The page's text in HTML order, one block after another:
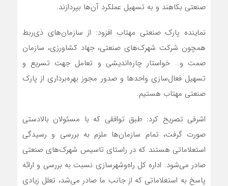
صنعتی بکاهند و به تسهیل عملکرد آن‌ها بپردازند.
نماینده پارک صنعتی مهتاب افزود: از سازمان‌های ذی‌ربط
همچون شرکت شهرک‌های صنعتی، جهاد کشاورزی، سازمان
صمت و… خواستار چاره‌اندیشی و تعامل جهت تسریع و
تسهیل فعال‌سازی واحدها و صدور مجوز بهره‌برداری از پارک
صنعتی مهتاب هستیم.
اشرفی تصریح کرد: طبق توافقی که با مسئولان بالادستی
صورت گرفت، تمام سازمان‌ها ملزم به بررسی و رسیدگی
استعلاماتی هستند که در راستای تاسیس شهرک‌های صنعتی
صادر می‌شود. اداره کل راه‌وشهرسازی نسبت به بررسی و ارائه
پاسخ به استعلاماتی که از جانب ما صادر می‌شد، تعلل زیادی